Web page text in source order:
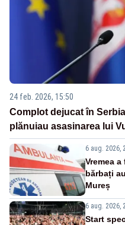
24 feb. 2026, 15:50
Complot dejucat în
plănuiau asasinarea lui
6 aug. 2026,
Vremea
bărbați
Mureș
6 aug. 2026,
Start